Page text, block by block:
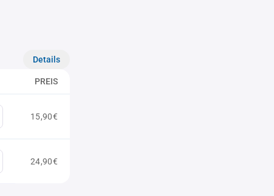
Details
PREIS
15,90€
24,90€